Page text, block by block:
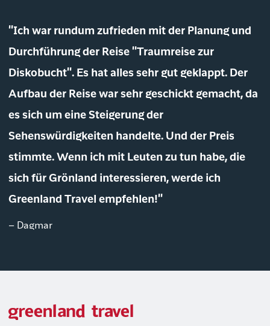
"Ich war rundum zufrieden mit der Planung und
Durchführung der Reise "Traumreise zur
Diskobucht". Es hat alles sehr gut geklappt. Der
Aufbau der Reise war sehr geschickt gemacht, da
es sich um eine Steigerung der
Sehenswürdigkeiten handelte. Und der Preis
stimmte. Wenn ich mit Leuten zu tun habe, die
sich für Grönland interessieren, werde ich
Greenland Travel empfehlen!"
– Dagmar